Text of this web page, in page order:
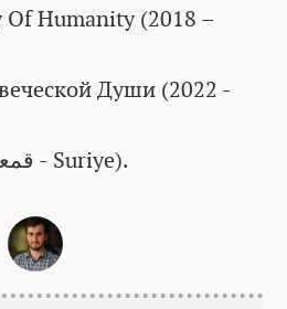
Humanity (2018 –
Души (2022 -
16) قمعلا يناسنإلا) 2022 - Suriye).